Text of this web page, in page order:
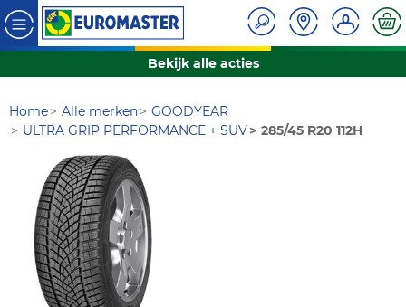
Bekijk alle acties
Home Alle merken
GOODYEAR
ULTRA GRIP PERFORMANCE + SUV
285/45 R20 112H